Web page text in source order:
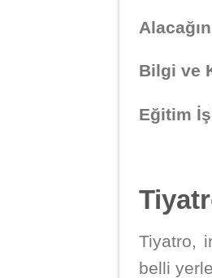
Bilgi ve
Eğitim
Tiyatro,
belli